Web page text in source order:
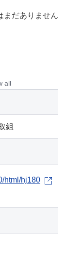
まだありません
all
組
html/hj180